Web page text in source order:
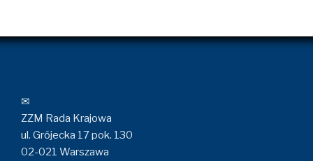
✉
ZZM Rada Krajowa
ul. Grójecka 17 pok. 130
02-021 Warszawa